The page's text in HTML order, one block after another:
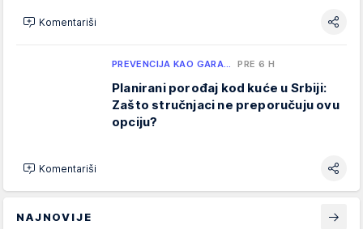
Komentariši
PREVENCIJA KAO GARA… PRE 6 H
Planirani porođaj kod kuće u Srbiji:
Zašto stručnjaci ne preporučuju ovu
opciju?
Komentariši
NAJNOVIJE